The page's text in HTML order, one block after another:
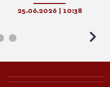
Προδρόμου στο Μαρούσι
25.06.2026 | 10:38